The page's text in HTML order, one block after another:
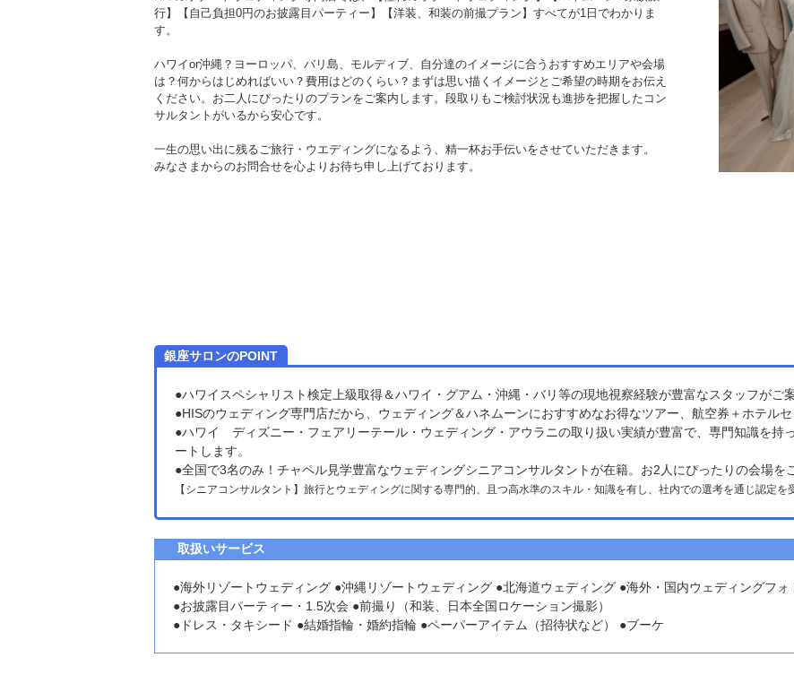
行】【自己負担0円のお披露目パーティー】【洋装、和装の前撮プラン】すべてが1日でわかりま
す。
ハワイor沖縄？ヨーロッパ、バリ島、モルディブ、自分達のイメージに合うおすすめエリアや会場
は？何からはじめればいい？費用はどのくらい？まずは思い描くイメージとご希望の時期をお伝え
ください。お二人にぴったりのプランをご案内します。段取りもご検討状況も進捗を把握したコン
サルタントがいるから安心です。
一生の思い出に残るご旅行・ウエディングになるよう、精一杯お手伝いをさせていただきます。
みなさまからのお問合せを心よりお待ち申し上げております。
銀座サロンのPOINT
●ハワイスペシャリスト検定上級取得＆ハワイ・グアム・沖縄・バリ等の現地視察経験が豊富なスタッフがご
●HISのウェディング専門店だから、ウェディング＆ハネムーンにおすすめなお得なツアー、航空券＋ホテルセ
●ハワイ ディズニー・フェアリーテール・ウェディング・アウラニの取り扱い実績が豊富で、専門知識を持
ートします。
●全国で3名のみ！チャペル見学豊富なウェディングシニアコンサルタントが在籍。お2人にぴったりの会場を
【シニアコンサルタント】旅行とウェディングに関する専門的、且つ高水準のスキル・知識を有し、社内での選考を通じ認定を
取扱いサービス
●海外リゾートウェディング ●沖縄リゾートウェディング ●北海道ウェディング ●海外・国内ウェディングフォ
●お披露目パーティー・1.5次会 ●前撮り（和装、日本全国ロケーション撮影）
●ドレス・タキシード ●結婚指輪・婚約指輪 ●ペーパーアイテム（招待状など） ●ブーケ